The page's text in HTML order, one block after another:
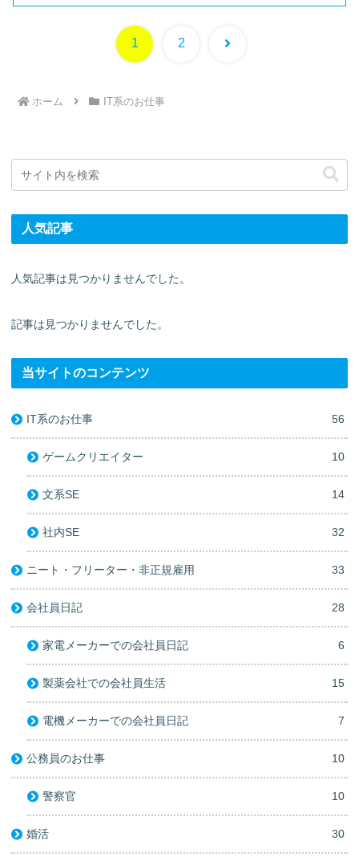
1 2 次
ホーム IT系のお仕事
人気記事
人気記事は見つかりませんでした。
記事は見つかりませんでした。
当サイトのコンテンツ
IT系のお仕事 56
ゲームクリエイター 10
文系SE 14
社内SE 32
ニート・フリーター・非正規雇用 33
会社員日記 28
家電メーカーでの会社員日記 6
製薬会社での会社員生活 15
電機メーカーでの会社員日記 7
公務員のお仕事 10
警察官 10
婚活 30